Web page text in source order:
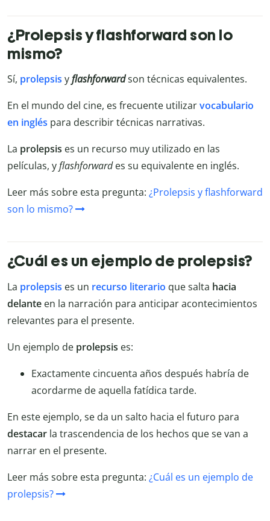
¿Prolepsis y flashforward son lo
mismo?
Sí, prolepsis yflashforwardson técnicas equivalentes.
En el mundo del cine, es frecuente utilizarvocabulario
en inglés para describir técnicas narrativas.
La prolepsis es un recurso muy utilizado en las
películas, yflashforwardes su equivalente en inglés.
Leer más sobre esta pregunta: ¿Prolepsis y flashforward
son lo mismo?
¿Cuál es un ejemplo de prolepsis?
La prolepsis es un recurso literario que salta hacia
delante en la narración para anticipar acontecimientos
relevantes para el presente.
Un ejemplo de prolepsis es:
Exactamente cincuenta años después habría de
acordarme de aquella fatídica tarde.
En este ejemplo, se da un salto hacia el futuro para
destacar la trascendencia de los hechos que se van a
narrar en el presente.
Leer más sobre esta pregunta: ¿Cuál es un ejemplo de
prolepsis?